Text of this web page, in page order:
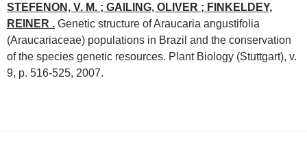
STEFENON, V. M. ; GAILING, OLIVER ; FINKELDEY,
REINER . Genetic structure of Araucaria angustifolia
(Araucariaceae) populations in Brazil and the conservation
of the species genetic resources. Plant Biology (Stuttgart), v.
9, p. 516-525, 2007.